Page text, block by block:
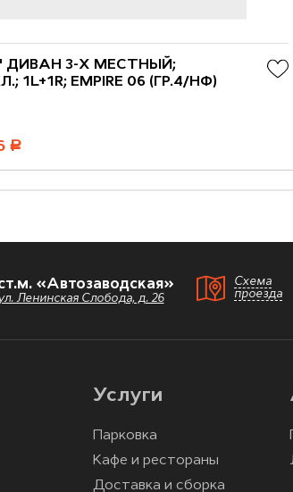
ДИВАН 3-Х МЕСТНЫЙ;
1L+1R; EMPIRE 06 (ГР.4/НФ)
руб.
«Автозаводская»
Ленинская Слобода, д. 26
Схема
проезда
Услуги
Парковка
Кафе и рестораны
Доставка и сборка